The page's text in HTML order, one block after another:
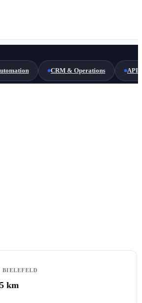
CRM & Operations API
BIELEFELD
km